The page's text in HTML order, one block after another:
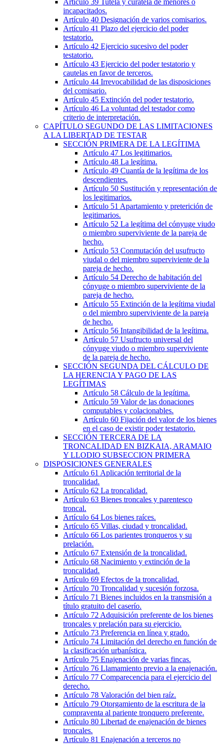
incapacitados.
Artículo 40 Designación de varios comisarios.
Artículo 41 Plazo del ejercicio del poder
testatorio.
Artículo 42 Ejercicio sucesivo del poder
testatorio.
Artículo 43 Ejercicio del poder testatorio y
cautelas en favor de terceros.
Artículo 44 Irrevocabilidad de las disposiciones
del comisario.
Artículo 45 Extinción del poder testatorio.
Artículo 46 La voluntad del testador como
criterio de interpretación.
CAPÍTULO SEGUNDO DE LAS LIMITACIONES
A LA LIBERTAD DE TESTAR
SECCIÓN PRIMERA DE LA LEGÍTIMA
Artículo 47 Los legitimarios.
Artículo 48 La legítima.
Artículo 49 Cuantía de la legítima de los
descendientes.
Artículo 50 Sustitución y representación de
los legitimarios.
Artículo 51 Apartamiento y preterición de
legitimarios.
Artículo 52 La legítima del cónyuge viudo
o miembro superviviente de la pareja de
hecho.
Artículo 53 Conmutación del usufructo
viudal o del miembro superviviente de la
pareja de hecho.
Artículo 54 Derecho de habitación del
cónyuge o miembro superviviente de la
pareja de hecho.
Artículo 55 Extinción de la legítima viudal
o del miembro superviviente de la pareja
de hecho.
Artículo 56 Intangibilidad de la legítima.
Artículo 57 Usufructo universal del
cónyuge viudo o miembro superviviente
de la pareja de hecho.
SECCIÓN SEGUNDA DEL CÁLCULO DE
LA HERENCIA Y PAGO DE LAS
LEGÍTIMAS
Artículo 58 Cálculo de la legítima.
Artículo 59 Valor de las donaciones
computables y colacionables.
Artículo 60 Fijación del valor de los bienes
en el caso de existir poder testatorio.
SECCIÓN TERCERA DE LA
TRONCALIDAD EN BIZKAIA, ARAMAIO
Y LLODIO SUBSECCION PRIMERA
DISPOSICIONES GENERALES
Artículo 61 Aplicación territorial de la
troncalidad.
Artículo 62 La troncalidad.
Artículo 63 Bienes troncales y parentesco
troncal.
Artículo 64 Los bienes raíces.
Artículo 65 Villas, ciudad y troncalidad.
Artículo 66 Los parientes tronqueros y su
prelación.
Artículo 67 Extensión de la troncalidad.
Artículo 68 Nacimiento y extinción de la
troncalidad.
Artículo 69 Efectos de la troncalidad.
Artículo 70 Troncalidad y sucesión forzosa.
Artículo 71 Bienes incluidos en la transmisión a
título gratuito del caserío.
Artículo 72 Adquisición preferente de los bienes
troncales y prelación para su ejercicio.
Artículo 73 Preferencia en línea y grado.
Artículo 74 Limitación del derecho en función de
la clasificación urbanística.
Artículo 75 Enajenación de varias fincas.
Artículo 76 Llamamiento previo a la enajenación.
Artículo 77 Comparecencia para el ejercicio del
derecho.
Artículo 78 Valoración del bien raíz.
Artículo 79 Otorgamiento de la escritura de la
compraventa al pariente tronquero preferente.
Artículo 80 Libertad de enajenación de bienes
troncales.
Artículo 81 Enajenación a terceros no